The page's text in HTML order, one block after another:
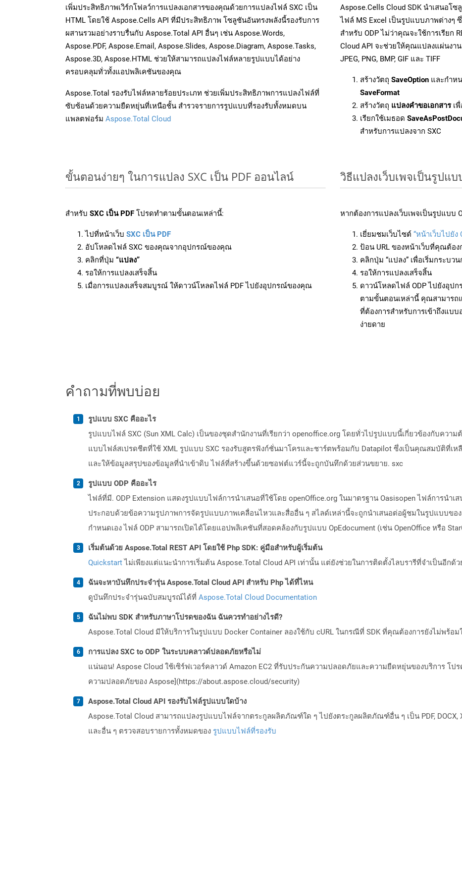
เพิ่มประสิทธิภาพเวิร์กโฟลว์การแปลงเอกสารของคุณด้วยการแปลงไฟล์ SXC เป็น
HTML โดยใช้ Aspose.Cells API ที่มีประสิทธิภาพ โซลูชันอันทรงพลังนี้รองรับการ
ผสานรวมอย่างราบรื่นกับ Aspose.Total API อื่นๆ เช่น Aspose.Words,
Aspose.PDF, Aspose.Email, Aspose.Slides, Aspose.Diagram, Aspose.Tasks,
Aspose.3D, Aspose.HTML ช่วยให้สามารถแปลงไฟล์หลายรูปแบบได้อย่าง
ครอบคลุมทั่วทั้งแอปพลิเคชันของคุณ
Aspose.Total รองรับไฟล์หลายร้อยประเภท ช่วยเพิ่มประสิทธิภาพการแปลงไฟล์ที่
ซับซ้อนด้วยความยืดหยุ่นที่เหนือชั้น สำรวจรายการรูปแบบที่รองรับทั้งหมดบน
แพลตฟอร์ม Aspose.Total Cloud
Aspose.Cells Cloud SDK นำเสนอโ
ไฟล์ MS Excel เป็นรูปแบบภาพต่างๆ
สำหรับ ODP ไม่ว่าคุณจะใช้การเรียก
Cloud API จะช่วยให้คุณแปลงแผ่นงา
JPEG, PNG, BMP, GIF และ TIFF
สร้างวัตถุ SaveOption และกำห
SaveFormat
สร้างวัตถุ แปลงคำขอเอกสารเพื่
เรียกใช้เมธอด
สำหรับการแปลงจาก SXC
ขั้นตอนง่ายๆ ในการแปลง SXC เป็น PDF ออนไลน์
สำหรับ SXC เป็น PDF โปรดทำตามขั้นตอนเหล่านี้:
ไปที่หน้าเว็บ SXC เป็น PDF
อัปโหลดไฟล์ SXC ของคุณจากอุปกรณ์ของคุณ
คลิกที่ปุ่ม “แปลง”
รอให้การแปลงเสร็จสิ้น
เมื่อการแปลงเสร็จสมบูรณ์ ให้ดาวน์โหลดไฟล์ PDF ไปยังอุปกรณ์ของคุณ
วิธีแปลงเว็บเพจเป็นรูปแบ
หากต้องการแปลงเว็บเพจเป็นรูปแบบ
เยี่ยมชมเว็บไซต์ “หน้าเว็บไปยัง
ป้อน URL ของหน้าเว็บที่คุณต้อ
คลิกปุ่ม “แปลง” เพื่อเริ่มกระบว
รอให้การแปลงเสร็จสิ้น
ดาวน์โหลดไฟล์ ODP ไปยังอุป
ตามขั้นตอนเหล่านี้ คุณสามารถ
ที่ต้องการสำหรับการเข้าถึงแบ
ง่ายดาย
คำถามที่พบบ่อย
รูปแบบ SXC คืออะไร
รูปแบบไฟล์ SXC (Sun XML Calc) เป็นของชุดสำนักงานที่เรียกว่า openoffice.org โดยทั่วไปรูปแบบนี้เกี่ยวข้องกับความ
แบบไฟล์สเปรดชีตที่ใช้ XML รูปแบบ SXC รองรับสูตรฟังก์ชั่นมาโครและชาร์ตพร้อมกับ Datapilot ซึ่งเป็นคุณสมบัติที่เห
และให้ข้อมูลสรุปของข้อมูลที่นำเข้าดิบ ไฟล์ที่สร้างขึ้นด้วยซอฟต์แวร์นี้จะถูกบันทึกด้วยส่วนขยาย. sxc
รูปแบบ ODP คืออะไร
ไฟล์ที่มี. ODP Extension แสดงรูปแบบไฟล์การนำเสนอที่ใช้โดย openOffice.org ในมาตรฐาน Oasisopen ไฟล์การนำ
ประกอบด้วยข้อความรูปภาพการจัดรูปแบบภาพเคลื่อนไหวและสื่ออื่น ๆ สไลด์เหล่านี้จะถูกนำเสนอต่อผู้ชมในรูปแบบขอ
กำหนดเอง ไฟล์ ODP สามารถเปิดได้โดยแอปพลิเคชันที่สอดคล้องกับรูปแบบ OpEdocument (เช่น OpenOffice หรือ
เริ่มต้นด้วย Aspose.Total REST API โดยใช้ Php SDK: คู่มือสำหรับผู้เริ่มต้น
Quickstartไม่เพียงแต่แนะนำการเริ่มต้น Aspose.Total Cloud API เท่านั้น แต่ยังช่วยในการติดตั้งไลบรารีที่จำเป็นอีกด้ว
ฉันจะหาบันทึกประจำรุ่น Aspose.Total Cloud API สำหรับ Php ได้ที่ไหน
ดูบันทึกประจำรุ่นฉบับสมบูรณ์ได้ที่ Aspose.Total Cloud Documentation
ฉันไม่พบ SDK สำหรับภาษาโปรดของฉัน ฉันควรทำอย่างไรดี?
Aspose.Total Cloud มีให้บริการในรูปแบบ Docker Container ลองใช้กับ cURL ในกรณีที่ SDK ที่คุณต้องการยังไม่พร้อม
การแปลง SXC to ODP ในระบบคลาวด์ปลอดภัยหรือไม่
แน่นอน! Aspose Cloud ใช้เซิร์ฟเวอร์คลาวด์ Amazon EC2 ที่รับประกันความปลอดภัยและความยืดหยุ่นของบริการ โป
ความปลอดภัยของ Aspose](https://about.aspose.cloud/security)
Aspose.Total Cloud API รองรับไฟล์รูปแบบใดบ้าง
Aspose.Total Cloud สามารถแปลงรูปแบบไฟล์จากตระกูลผลิตภัณฑ์ใด ๆ ไปยังตระกูลผลิตภัณฑ์อื่น ๆ เป็น PDF, DOCX,
และอื่น ๆ ตรวจสอบรายการทั้งหมดของ รูปแบบไฟล์ที่รองรับ